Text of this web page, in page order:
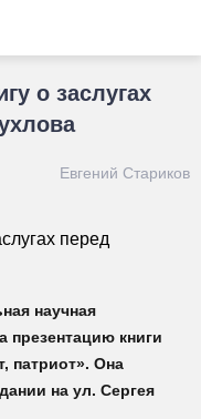
о заслугах
Евгений Стариков
научная
презентацию книги
патриот». Она
на ул. Сергея